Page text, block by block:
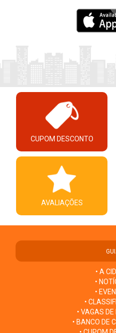
CUPOM DESCONTO
AVALIAÇÕES
• A
•
•
•
• VAGAS
• BANCO DE